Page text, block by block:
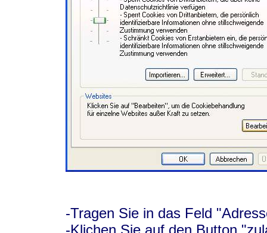
-Tragen Sie in das Feld
-Klichen Sie auf den Button